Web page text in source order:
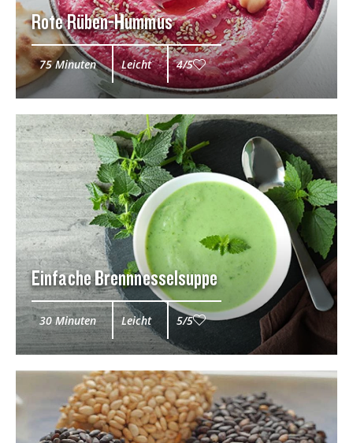
Rote Rüben-Hummus
75 Minuten Leicht 4/5
Einfache Brennnesselsuppe
30 Minuten Leicht 5/5